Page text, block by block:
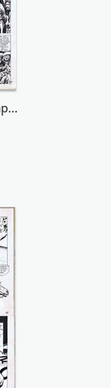
Jason Muller - Planche 3, chapitre 4